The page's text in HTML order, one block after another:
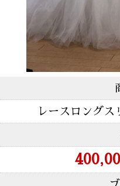
レースロングス